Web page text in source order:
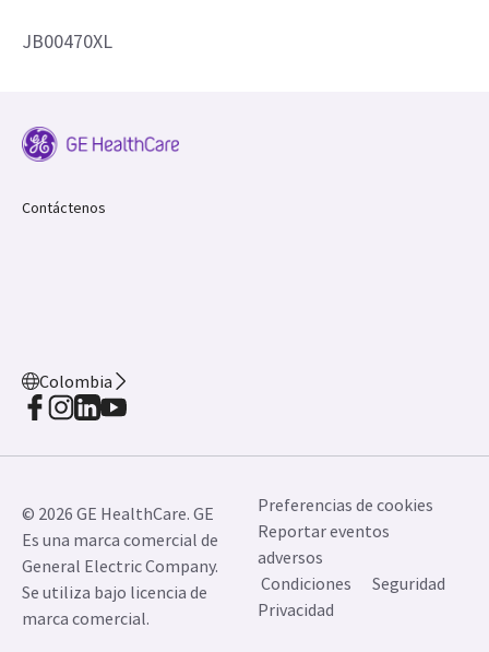
JB00470XL
Contáctenos
Colombia
© 2026 GE HealthCare. GE
Es una marca comercial de
General Electric Company.
Se utiliza bajo licencia de
marca comercial.
Preferencias de cookies
Reportar eventos
adversos
Condiciones
Seguridad
Privacidad